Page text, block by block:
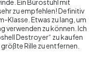
Ein Bürostuhl mit
zu empfehlen! Definitiv
Klasse. Etwas zu lang, um
verwenden zu können. Ich
Destroyer“ zu kaufen
Rille zu entfernen.